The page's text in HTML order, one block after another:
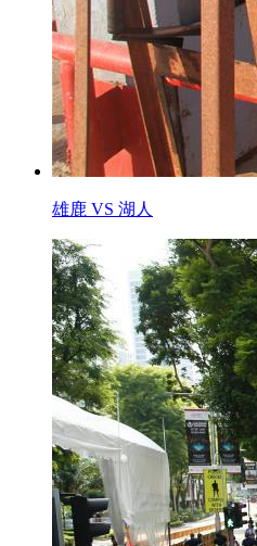
雄鹿 VS 湖人